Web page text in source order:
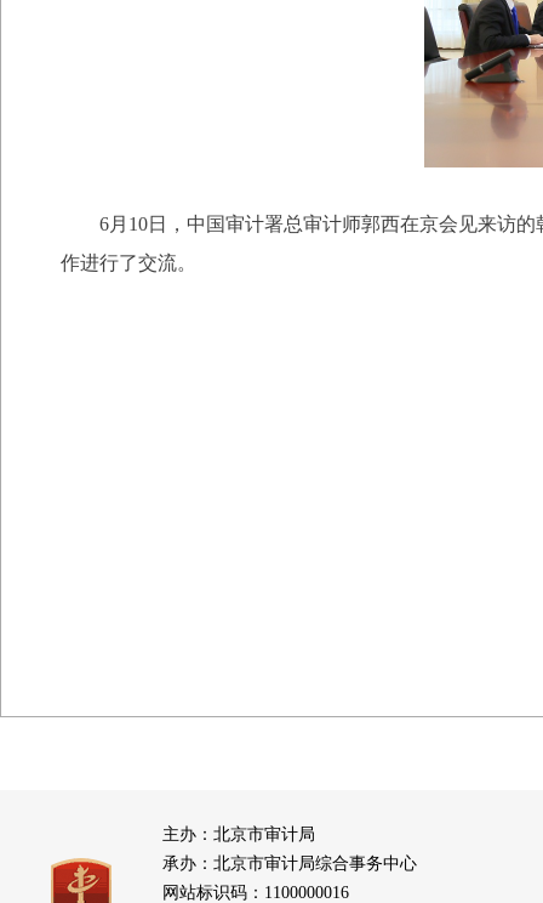
6月10日，中国审计署总审计师郭西在京会见来访
作进行了交流。
主办：北京市审计局
承办：北京市审计局综合事务中心
网站标识码：1100000016